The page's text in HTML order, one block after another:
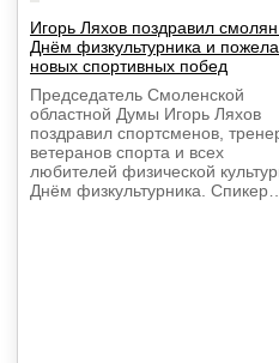
Игорь Ляхов поздравил
Днём физкультурника и
новых спортивных побед
Председатель Смоленской
областной Думы Игорь Ляхов
поздравил спортсменов,
ветеранов спорта и всех
любителей физической
Днём физкультурника. Спикер…